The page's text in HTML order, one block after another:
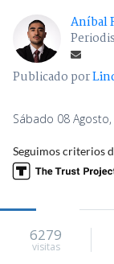
Aníbal
Publicado por
Sábado 08
Seguimos criterios
6279
visitas